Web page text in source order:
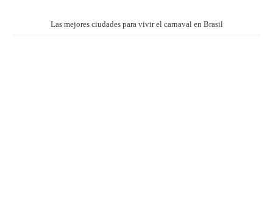
Las mejores ciudades para vivir el carnaval en Brasil